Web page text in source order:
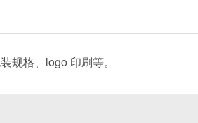
规格、logo 印刷等。